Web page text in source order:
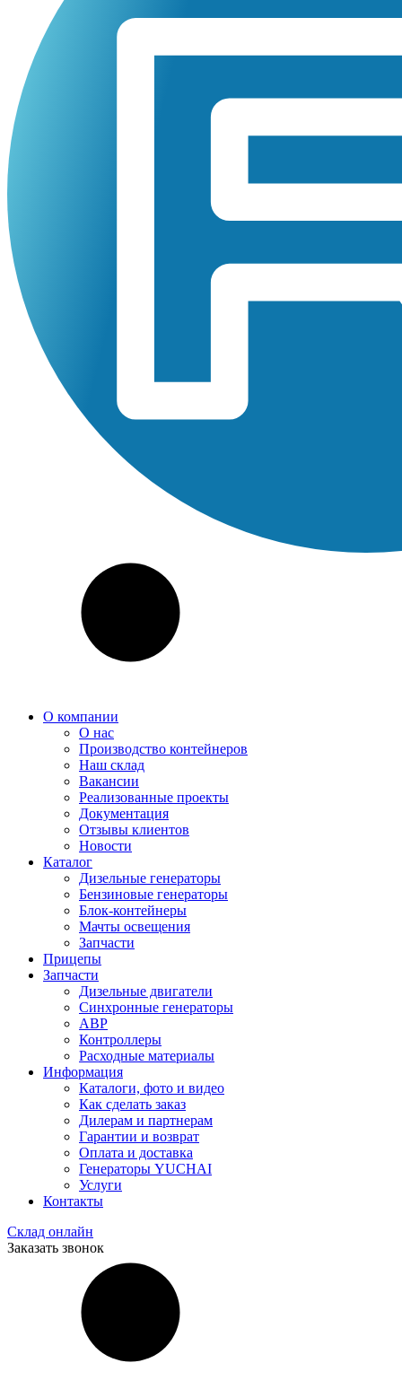
О компании
О нас
Производство контейнеров
Наш склад
Вакансии
Реализованные проекты
Документация
Отзывы клиентов
Новости
Каталог
Дизельные генераторы
Бензиновые генераторы
Блок-контейнеры
Мачты освещения
Запчасти
Прицепы
Запчасти
Дизельные двигатели
Синхронные генераторы
АВР
Контроллеры
Расходные материалы
Информация
Каталоги, фото и видео
Как сделать заказ
Дилерам и партнерам
Гарантии и возврат
Оплата и доставка
Генераторы YUCHAI
Услуги
Контакты
Склад онлайн
Заказать звонок